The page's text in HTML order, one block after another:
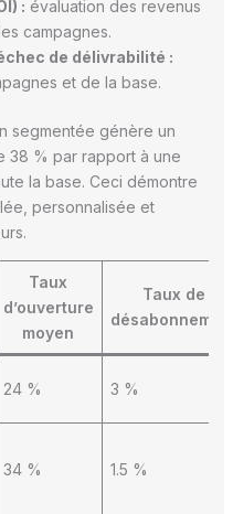
: évaluation des revenus
campagnes.
de délivrabilité :
et de la base.
segmentée génère un
38 % par rapport à une
la base. Ceci démontre
personnalisée et
Taux
d’ouverture
moyen
Taux de
24 % 3 %
34 % 1.5 %